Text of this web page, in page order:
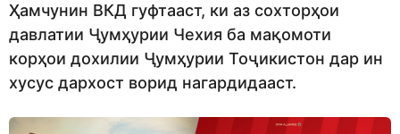
Ҳамчунин ВКД гуфтааст, ки аз сохторҳои
давлатии Ҷумҳурии Чехия ба мақомоти
корҳои дохилии Ҷумҳурии Тоҷикистон дар ин
хусус дархост ворид нагардидааст.